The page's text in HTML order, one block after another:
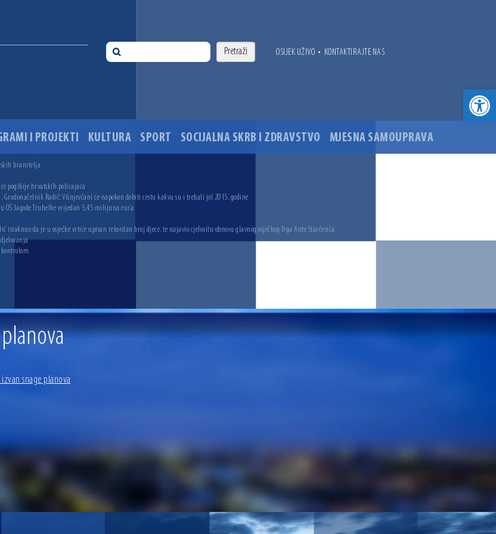
OSIJEK UŽIVO • KONTAKTIRAJTE NAS
I PROJEKTI KULTURA SPORT SOCIJALNA SKRB I ZDRAVSTVO MJESNA SAMOUPRAVA
branitelja
pogibije hrvatskih policajaca
Radić: Višnjevčani će napokon dobiti cestu kakvu su i trebali još 2015. godine
OŠ Jagode Truhelke vrijedan 5,45 milijuna eura
istaknuo da je u osječke vrtiće upisan rekordan broj djece, te najavio cjelovitu obnovu glavnog osječkog Trga Ante Starčevića
snage planova